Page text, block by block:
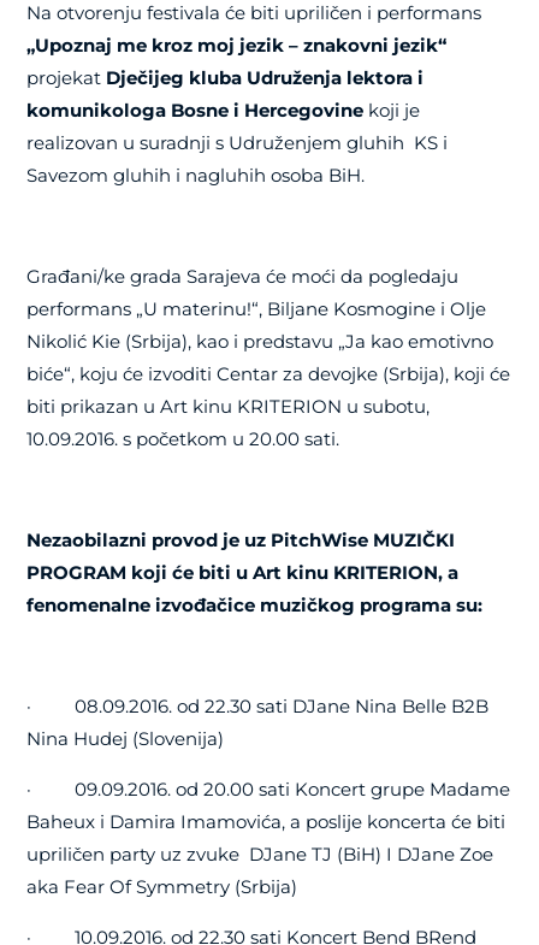
Na otvorenju festivala će biti upriličen i performans
„Upoznaj me kroz moj jezik – znakovni jezik“
projekat Dječijeg kluba Udruženja lektora i
komunikologa Bosne i Hercegovine koji je
realizovan u suradnji s Udruženjem gluhih KS i
Savezom gluhih i nagluhih osoba BiH.
Građani/ke grada Sarajeva će moći da pogledaju
performans „U materinu!“, Biljane Kosmogine i Olje
Nikolić Kie (Srbija), kao i predstavu „Ja kao emotivno
biće“, koju će izvoditi Centar za devojke (Srbija), koji će
biti prikazan u Art kinu KRITERION u subotu,
10.09.2016. s početkom u 20.00 sati.
Nezaobilazni provod je uz PitchWise MUZIČKI
PROGRAM koji će biti u Art kinu KRITERION, a
fenomenalne izvođačice muzičkog programa su:
· 08.09.2016. od 22.30 sati DJane Nina Belle B2B
Nina Hudej (Slovenija)
· 09.09.2016. od 20.00 sati Koncert grupe Madame
Baheux i Damira Imamovića, a poslije koncerta će biti
upriličen party uz zvuke DJane TJ (BiH) I DJane Zoe
aka Fear Of Symmetry (Srbija)
· 10.09.2016. od 22.30 sati Koncert Bend BRend